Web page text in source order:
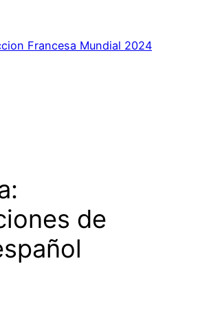
Francesa Mundial 2024
de